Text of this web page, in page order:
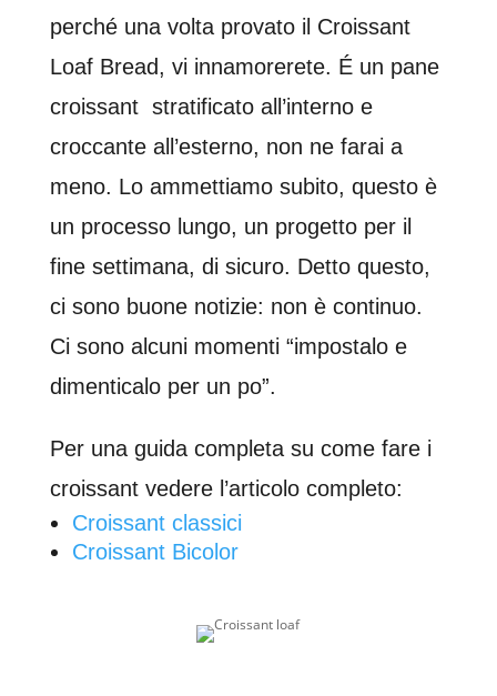
perché una volta provato il Croissant
Loaf Bread, vi innamorerete. É un pane
croissant stratificato all’interno e
croccante all’esterno, non ne farai a
meno. Lo ammettiamo subito, questo è
un processo lungo, un progetto per il
fine settimana, di sicuro. Detto questo,
ci sono buone notizie: non è continuo.
Ci sono alcuni momenti “impostalo e
dimenticalo per un po”.
Per una guida completa su come fare i
croissant vedere l’articolo completo:
Croissant classici
Croissant Bicolor